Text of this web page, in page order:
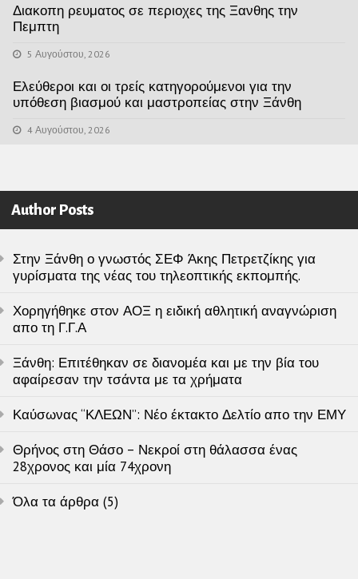
Διακοπη ρευματος σε περιοχες της Ξανθης την
Πεμπτη
5 Αυγούστου, 2026
Ελεύθεροι και οι τρείς κατηγορούμενοι για την
υπόθεση βιασμού και μαστροπείας στην Ξάνθη
4 Αυγούστου, 2026
Author Posts
Στην Ξάνθη ο γνωστός ΣΕΦ Άκης Πετρετζίκης για
γυρίσματα της νέας του τηλεοπτικής εκπομπής.
Χορηγήθηκε στον ΑΟΞ η ειδική αθλητική αναγνώριση
απο τη Γ.Γ.Α
Ξάνθη: Επιτέθηκαν σε διανομέα και με την βία του
αφαίρεσαν την τσάντα με τα χρήματα
Καύσωνας “ΚΛΕΩΝ”: Νέο έκτακτο Δελτίο απο την ΕΜΥ
Θρήνος στη Θάσο – Νεκροί στη θάλασσα ένας
28χρονος και μία 74χρονη
Όλα τα άρθρα (5)